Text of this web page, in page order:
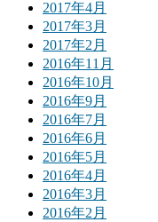
2017年4月
2017年3月
2017年2月
2016年11月
2016年10月
2016年9月
2016年7月
2016年6月
2016年5月
2016年4月
2016年3月
2016年2月